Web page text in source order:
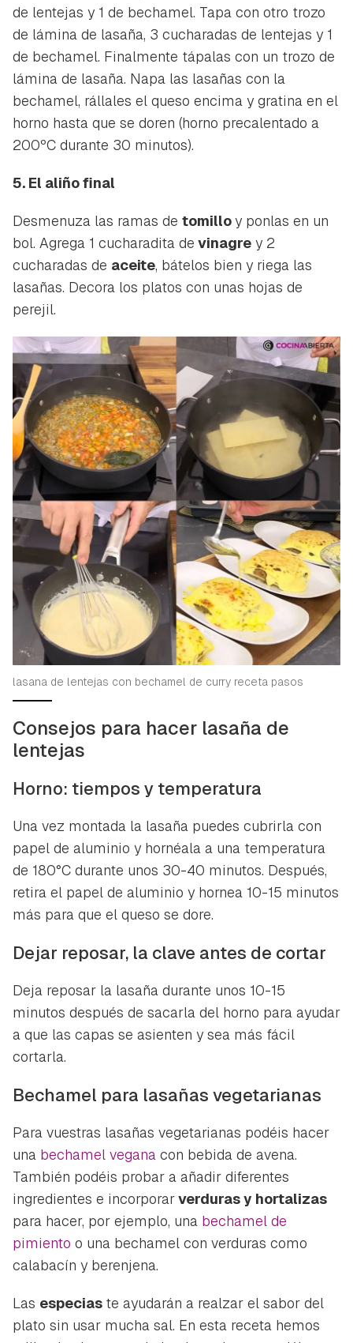
de lentejas y 1 de bechamel. Tapa con otro trozo
de lámina de lasaña, 3 cucharadas de lentejas y 1
de bechamel. Finalmente tápalas con un trozo de
lámina de lasaña. Napa las lasañas con la
bechamel, rállales el queso encima y gratina en el
horno hasta que se doren (horno precalentado a
200ºC durante 30 minutos).
5. El aliño final
Desmenuza las ramas de tomilloy ponlas en un
bol. Agrega 1 cucharadita de vinagre y 2
cucharadas de aceite, bátelos bien y riega las
lasañas. Decora los platos con unas hojas de
perejil.
lasana de lentejas con bechamel de curry receta pasos
Consejos para hacer lasaña de
lentejas
Horno: tiempos y temperatura
Una vez montada la lasaña puedes cubrirla con
papel de aluminio y hornéala a una temperatura
de 180°C durante unos 30-40 minutos. Después,
retira el papel de aluminio y hornea 10-15 minutos
más para que el queso se dore.
Dejar reposar, la clave antes de cortar
Deja reposar la lasaña durante unos 10-15
minutos después de sacarla del horno para ayudar
a que las capas se asienten y sea más fácil
cortarla.
Bechamel para lasañas vegetarianas
Para vuestras lasañas vegetarianas podéis hacer
una bechamel vegana con bebida de avena.
También podéis probar a añadir diferentes
ingredientes e incorporarverduras y hortalizas
para hacer, por ejemplo, una bechamel de
pimiento o una bechamel con verduras como
calabacín y berenjena.
Las especias te ayudarán a realzar el sabor del
plato sin usar mucha sal. En esta receta hemos